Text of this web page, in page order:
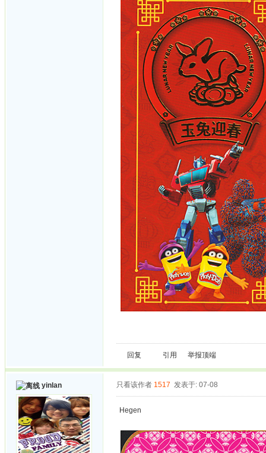
回复 引用 举报顶端
yinlan 只看该作者 1517 发表于: 07-08
Hegen